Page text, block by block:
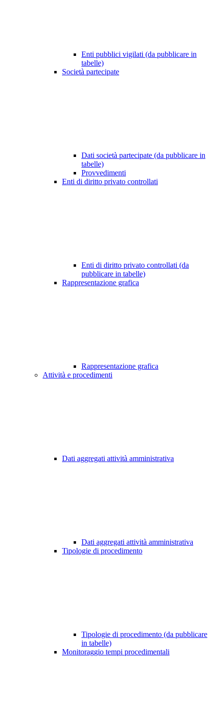
Enti pubblici vigilati (da pubblicare in
tabelle)
Società partecipate
Dati società partecipate (da pubblicare in
tabelle)
Provvedimenti
Enti di diritto privato controllati
Enti di diritto privato controllati (da
pubblicare in tabelle)
Rappresentazione grafica
Rappresentazione grafica
Attività e procedimenti
Dati aggregati attività amministrativa
Dati aggregati attività amministrativa
Tipologie di procedimento
Tipologie di procedimento (da pubblicare
in tabelle)
Monitoraggio tempi procedimentali